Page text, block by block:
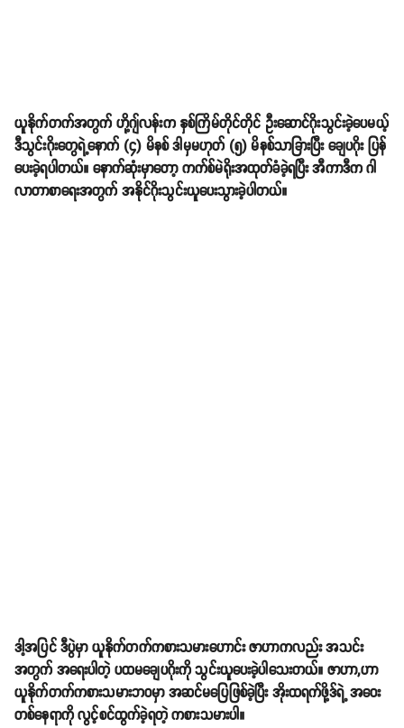
ယူနိုက်တက်အတွက် ဟို့ဂျ်လန်းက နှစ်ကြိမ်တိုင်တိုင် ဦးဆောင်ဂိုးသွင်းခဲ့ပေမယ့်
ဒီသွင်းဂိုးတွေရဲ့နောက် (၄) မိနစ် ဒါမှမဟုတ် (၅) မိနစ်သာခြားပြီး ချေပဂိုး ပြန်
ပေးခဲ့ရပါတယ်။ နောက်ဆုံးမှာတော့ ကက်စ်မဲရိုးအထုတ်ခံခဲ့ရပြီး အီကာဒီက ဂါ
လာတာစာရေးအတွက် အနိုင်ဂိုးသွင်းယူပေးသွားခဲ့ပါတယ်။
ဒါ့အပြင် ဒီပွဲမှာ ယူနိုက်တက်ကစားသမားဟောင်း ဇာဟာကလည်း အသင်း
အတွက် အရေးပါတဲ့ ပထမချေပဂိုးကို သွင်းယူပေးခဲ့ပါသေးတယ်။ ဇာဟာ,ဟာ
ယူနိုက်တက်ကစားသမားဘဝမှာ အဆင်မပြေဖြစ်ခဲ့ပြီး အိုးထရက်ဖို့ဒ်ရဲ့ အဝေး
တစ်နေရာကို လွင့်စင်ထွက်ခဲ့ရတဲ့ ကစားသမားပါ။